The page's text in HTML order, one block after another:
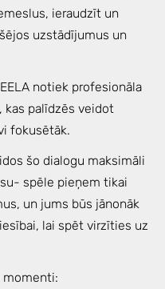
ieraudzīt un
uzstādījumus un
notiek profesionāla
kas palīdzēs veidot
fokusētāk.
šo dialogu maksimāli
spēle pieņem tikai
un jums būs jānonāk
lai spēt virzīties uz
momenti: